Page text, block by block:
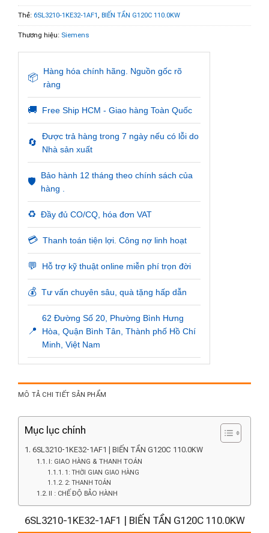
Thẻ: 6SL3210-1KE32-1AF1, BIẾN TẦN G120C 110.0KW
Thương hiệu: Siemens
📦
Hàng hóa chính hãng. Nguồn gốc rõ
ràng
🚚 Free Ship HCM - Giao hàng Toàn Quốc
🔄
Được trả hàng trong 7 ngày nếu có lỗi do
Nhà sản xuất
🛡️
Bảo hành 12 tháng theo chính sách của
hàng .
♻️ Đầy đủ CO/CQ, hóa đơn VAT
💳 Thanh toán tiện lợi. Công nợ linh hoạt
💬 Hỗ trợ kỹ thuật online miễn phí trọn đời
💰 Tư vấn chuyên sâu, quà tặng hấp dẫn
📍
62 Đường Số 20, Phường Bình Hưng
Hòa, Quận Bình Tân, Thành phố Hồ Chí
Minh, Việt Nam
MÔ TẢ CHI TIẾT SẢN PHẨM
Mục lục chính
6SL3210-1KE32-1AF1 | BIẾN TẦN G120C 110.0KW
I: GIAO HÀNG & THANH TOÁN
1: THỜI GIAN GIAO HÀNG
2: THANH TOÁN
II : CHẾ ĐỘ BẢO HÀNH
6SL3210-1KE32-1AF1 | BIẾN TẦN G120C 110.0KW